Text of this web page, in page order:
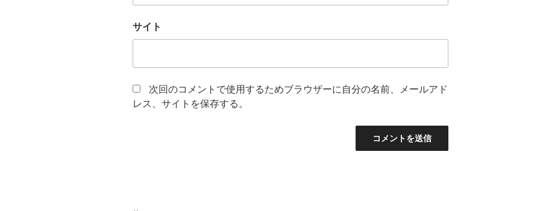
サイト
次回のコメントで使用するためブラウザーに自分の名前、メールアド
レス、サイトを保存する。